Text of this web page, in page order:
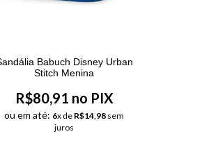
Babuch Disney Urban
Stitch Menina
R$80,91 no PIX
ou em até: 6x de R$14,98 sem
juros